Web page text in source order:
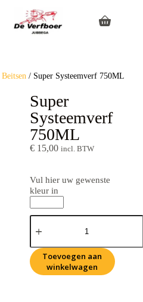
Beitsen/ Super Systeemverf 750ML
Super
Systeemverf
750ML
€15,00 incl. BTW
Vul hier uw gewenste
kleur in
Toevoegen aan
winkelwagen